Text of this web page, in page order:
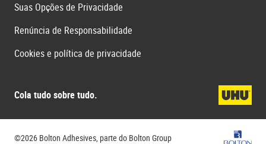
Cola tudo sobre tudo.
Suas Opções de Privacidade
Renúncia de Responsabilidade
Cookies e política de privacidade
©2026 Bolton Adhesives, parte do Bolton Group Bolton